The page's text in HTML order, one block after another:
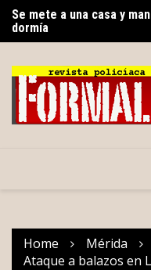
Skip
content
Se mete a una casa y
dormía
Gobierno del
Home
Mérida
Ataque a balazos en